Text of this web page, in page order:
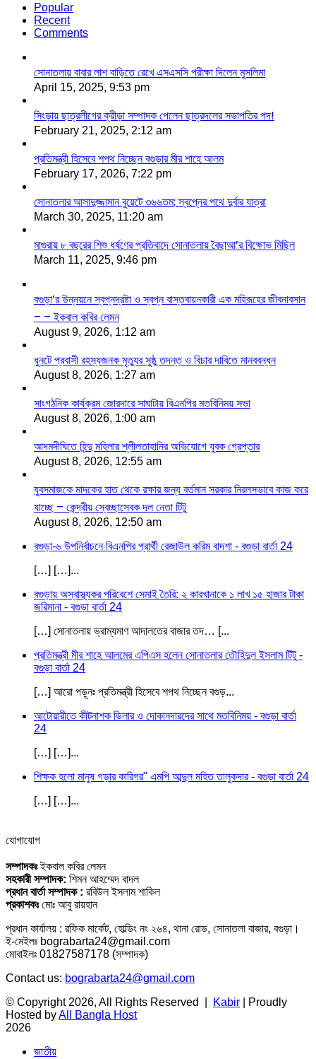
Popular
Recent
Comments
সোনাতলায় বাবার লাশ বাড়িতে রেখে এসএসসি পরীক্ষা দিলেন মুসলিমা
April 15, 2025, 9:53 pm
সিংড়ায় ছাত্রলীগের ক্রীড়া সম্পাদক পেলেন ছাত্রদলের সভাপতির পদ!
February 21, 2025, 2:12 am
প্রতিমন্ত্রী হিসেবে শপথ নিচ্ছেন বগুড়ার মীর শাহে আলম
February 17, 2026, 7:22 pm
সোনাতলার আসাদুজ্জামান বুয়েটে ৩৬৬তম; স্বপ্নের পথে দুর্বার যাত্রা
March 30, 2025, 11:20 am
মাগুরায় ৮ বছরের শিশু ধর্ষণের প্রতিবাদে সোনাতলায় বৈছাআ’র বিক্ষোভ মিছিল
March 11, 2025, 9:46 pm
বগুড়া’র উন্নয়নে স্বপ্নদ্রষ্টা ও স্বপ্ন বাস্তবায়নকারী এক মহিরূহের জীবনাবসান
– – ইকবাল কবির লেমন
August 9, 2026, 1:12 am
ধুনটে প্রবাসী রহস্যজনক মৃত্যুর সুষ্ঠু তদন্ত ও বিচার দাবিতে মানববন্ধন
August 8, 2026, 1:27 am
সাংগঠনিক কার্যক্রম জোরদারে সাঘাটায় বিএনপির মতবিনিময় সভা
August 8, 2026, 1:00 am
আদমদীঘিতে হিন্দু মহিলার শ্লীলতাহানির অভিযোগে যুবক গ্রেপ্তার
August 8, 2026, 12:55 am
যুবসমাজকে মাদকের হাত থেকে রক্ষার জন্য বর্তমান সরকার নিরলসভাবে কাজ করে
যাচ্ছে – কেন্দ্রীয় স্বেচ্ছাসেবক দল নেতা টিটু
August 8, 2026, 12:50 am
বগুড়া-৬ উপনির্বাচনে বিএনপির প্রার্থী রেজাউল করিম বাদশা - বগুড়া বার্তা 24
[…] […]...
বগুড়ায় অস্বাস্থ্যকর পরিবেশে সেমাই তৈরি: ২ কারখানাকে ১ লাখ ১৫ হাজার টাকা
জরিমানা - বগুড়া বার্তা 24
[…] সোনাতলায় ভ্রাম্যমাণ আদালতের বাজার তদ… [...
প্রতিমন্ত্রী মীর শাহে আলমের এপিএস হলেন সোনাতলার তৌহিদুল ইসলাম টিটু -
বগুড়া বার্তা 24
[…] আরো পড়ূনঃ প্রতিমন্ত্রী হিসেবে শপথ নিচ্ছেন বগুড়...
আটোয়ারীতে কীটনাশক ডিলার ও দোকানদারদের সাথে মতবিনিময় - বগুড়া বার্তা
24
[…] […]...
শিক্ষক হলো মানুষ গড়ার কারিগর" এমপি আব্দুল মহিত তালুকদার - বগুড়া বার্তা 24
[…] […]...
যোগাযোগ
সম্পাদকঃইকবাল কবির লেমন
সহকারী সম্পাদক: শিমন আহম্মেদ বাদল
প্রধান বার্তা সম্পাদক : রবিউল ইসলাম শাকিল
প্রকাশকঃমোঃ আবু রায়হান
প্রধান কার্যালয় : রফিক মার্কেট, হোল্ডিং নং ২৬৪, থানা রোড, সোনাতলা বাজার, বগুড়া।
ই-মেইলঃ bograbarta24@gmail.com
মোবাইলঃ 01827587178 (সম্পাদক)
Contact us: bograbarta24@gmail.com
© Copyright 2026, All Rights Reserved |
Kabir | Proudly
Hosted byAll Bangla Host
2026
জাতীয়